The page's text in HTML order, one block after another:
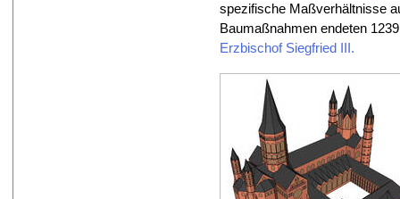
spezifische Maßverhältnisse
Baumaßnahmen endeten
Erzbischof Siegfried III.